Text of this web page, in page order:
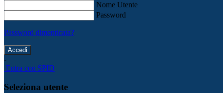
Nome Utente
Password
Password dimenticata?
-
Entra con SPID
Seleziona utente